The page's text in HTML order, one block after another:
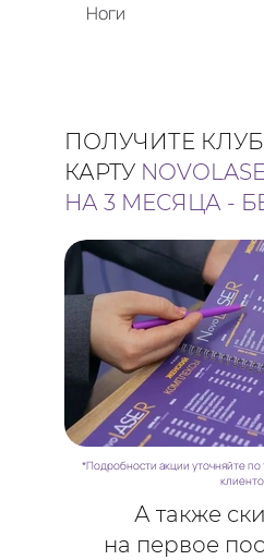
Ноги
ПОЛУЧИТЕ
КАРТУ
НА 3 МЕСЯЦА -
*Подробности акции уточняйте
А также
на первое